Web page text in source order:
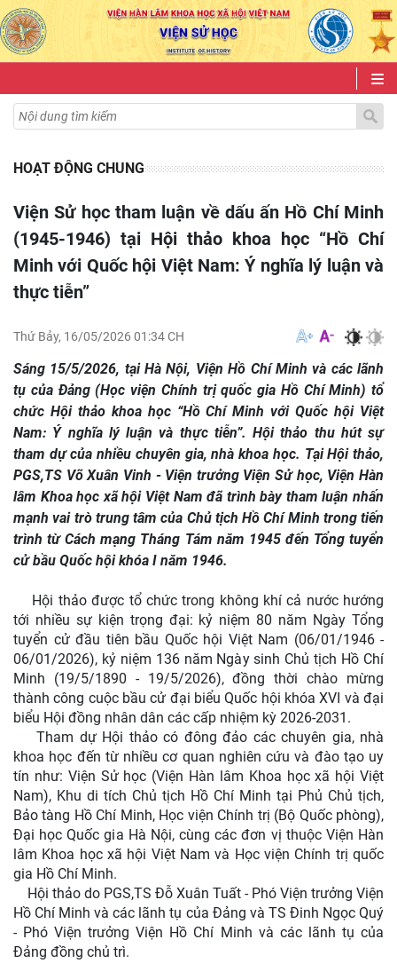
HOẠT ĐỘNG CHUNG
Viện Sử học tham luận về dấu ấn Hồ Chí Minh
(1945-1946) tại Hội thảo khoa học “Hồ Chí
Minh với Quốc hội Việt Nam: Ý nghĩa lý luận và
thực tiễn”
Thứ Bảy, 16/05/2026 01:34 CH
Sáng 15/5/2026, tại Hà Nội, Viện Hồ Chí Minh và các lãnh
tụ của Đảng (Học viện Chính trị quốc gia Hồ Chí Minh) tổ
chức Hội thảo khoa học “Hồ Chí Minh với Quốc hội Việt
Nam: Ý nghĩa lý luận và thực tiễn”. Hội thảo thu hút sự
tham dự của nhiều chuyên gia, nhà khoa học. Tại Hội thảo,
PGS,TS Võ Xuân Vinh - Viện trưởng Viện Sử học, Viện Hàn
lâm Khoa học xã hội Việt Nam đã trình bày tham luận nhấn
mạnh vai trò trung tâm của Chủ tịch Hồ Chí Minh trong tiến
trình từ Cách mạng Tháng Tám năm 1945 đến Tổng tuyển
cử bầu Quốc hội khóa I năm 1946.
Hội thảo được tổ chức trong không khí cả nước hướng
tới nhiều sự kiện trọng đại: kỷ niệm 80 năm Ngày Tổng
tuyển cử đầu tiên bầu Quốc hội Việt Nam (06/01/1946 -
06/01/2026), kỷ niệm 136 năm Ngày sinh Chủ tịch Hồ Chí
Minh (19/5/1890 - 19/5/2026), đồng thời chào mừng
thành công cuộc bầu cử đại biểu Quốc hội khóa XVI và đại
biểu Hội đồng nhân dân các cấp nhiệm kỳ 2026-2031.
Tham dự Hội thảo có đông đảo các chuyên gia, nhà
khoa học đến từ nhiều cơ quan nghiên cứu và đào tạo uy
tín như: Viện Sử học (Viện Hàn lâm Khoa học xã hội Việt
Nam), Khu di tích Chủ tịch Hồ Chí Minh tại Phủ Chủ tịch,
Bảo tàng Hồ Chí Minh, Học viện Chính trị (Bộ Quốc phòng),
Đại học Quốc gia Hà Nội, cùng các đơn vị thuộc Viện Hàn
lâm Khoa học xã hội Việt Nam và Học viện Chính trị quốc
gia Hồ Chí Minh.
Hội thảo do PGS,TS Đỗ Xuân Tuất - Phó Viện trưởng Viện
Hồ Chí Minh và các lãnh tụ của Đảng và TS Đinh Ngọc Quý
- Phó Viện trưởng Viện Hồ Chí Minh và các lãnh tụ của
Đảng đồng chủ trì.